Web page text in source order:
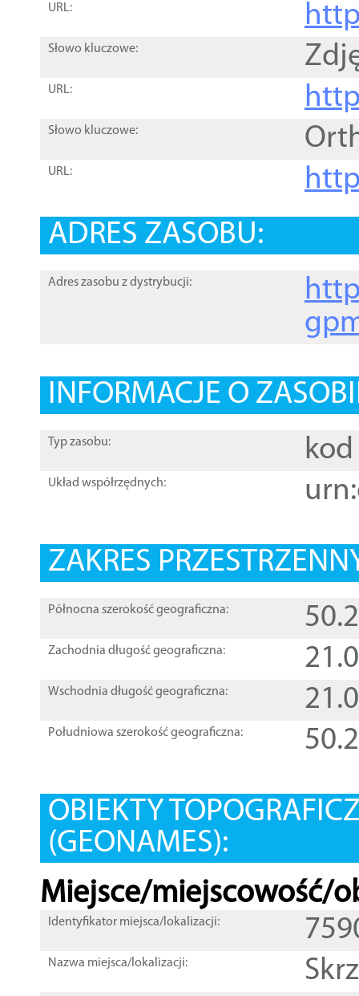
URL:
Słowo kluczowe:
URL:
Słowo kluczowe:
URL:
ADRES ZASOBU:
Adres zasobu z dystrybucji:
INFORMACJE O
Typ zasobu: kod
Układ współrzędnych:
ZAKRES
Północna szerokość geograficzna:
Zachodnia długość geograficzna:
Wschodnia długość geograficzna:
Południowa szerokość geograficzna:
OBIEKTY
(GEONAMES):
Miejsce/miejscowość/
Identyfikator miejsca/lokalizacji:
Nazwa miejsca/lokalizacji: